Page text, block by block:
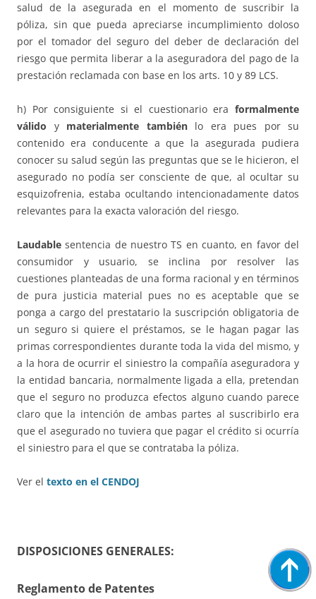
salud de la asegurada en el momento de suscribir la
póliza, sin que pueda apreciarse incumplimiento doloso
por el tomador del seguro del deber de declaración del
riesgo que permita liberar a la aseguradora del pago de la
prestación reclamada con base en los arts. 10 y 89 LCS.
h) Por consiguiente si el cuestionario era formalmente
válido y materialmente tambiénlo era pues por su
contenido era conducente a que la asegurada pudiera
conocer su salud según las preguntas que se le hicieron, el
asegurado no podía ser consciente de que, al ocultar su
esquizofrenia, estaba ocultando intencionadamente datos
relevantes para la exacta valoración del riesgo.
Laudable sentencia de nuestro TS en cuanto, en favor del
consumidor y usuario, se inclina por resolver las
cuestiones planteadas de una forma racional y en términos
de pura justicia material pues no es aceptable que se
ponga a cargo del prestatario la suscripción obligatoria de
un seguro si quiere el préstamos, se le hagan pagar las
primas correspondientes durante toda la vida del mismo, y
a la hora de ocurrir el siniestro la compañía aseguradora y
la entidad bancaria, normalmente ligada a ella, pretendan
que el seguro no produzca efectos alguno cuando parece
claro que la intención de ambas partes al suscribirlo era
que el asegurado no tuviera que pagar el crédito si ocurría
el siniestro para el que se contrataba la póliza.
Ver el texto en el CENDOJ
DISPOSICIONES GENERALES:
Reglamento de Patentes